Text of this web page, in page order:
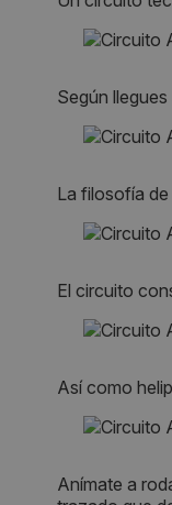
Según
La filosofía
El circuito
Así como
Anímate a